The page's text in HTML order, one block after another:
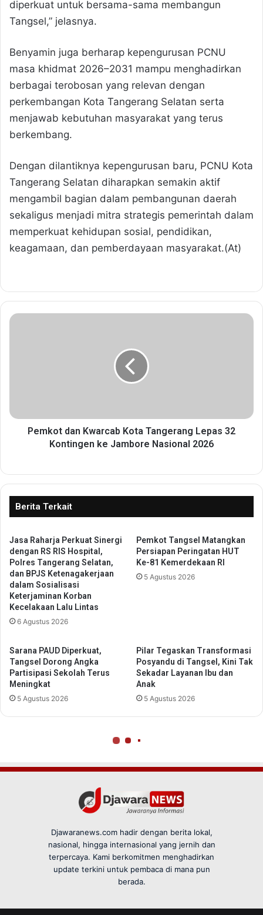
Djawaranews.com hadir dengan berita lokal,
nasional, hingga internasional yang jernih dan
terpercaya. Kami berkomitmen menghadirkan
update terkini untuk pembaca di mana pun
berada.